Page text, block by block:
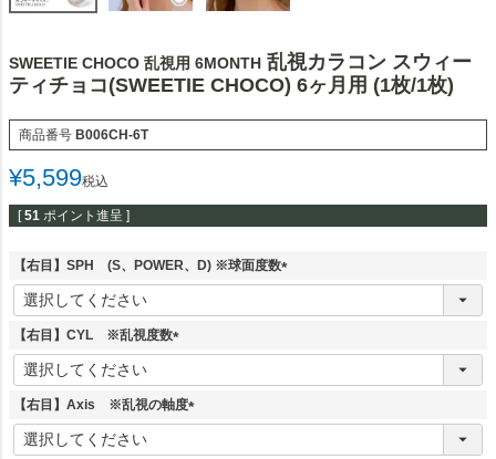
SWEETIE CHOCO 乱視用 6MONTH 乱視カラコン スウィー
ティチョコ(SWEETIE CHOCO) 6ヶ月用 (1枚/1枚)
商品番号 B006CH-6T
¥5,599税込
[ 51 ポイント進呈 ]
【右目】SPH (S、POWER、D) ※球面度数
(
【右目】CYL ※乱視度数
(
須
【右目】Axis ※乱視の軸度
(